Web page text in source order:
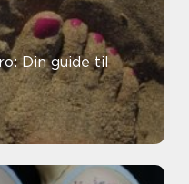
Din guide til